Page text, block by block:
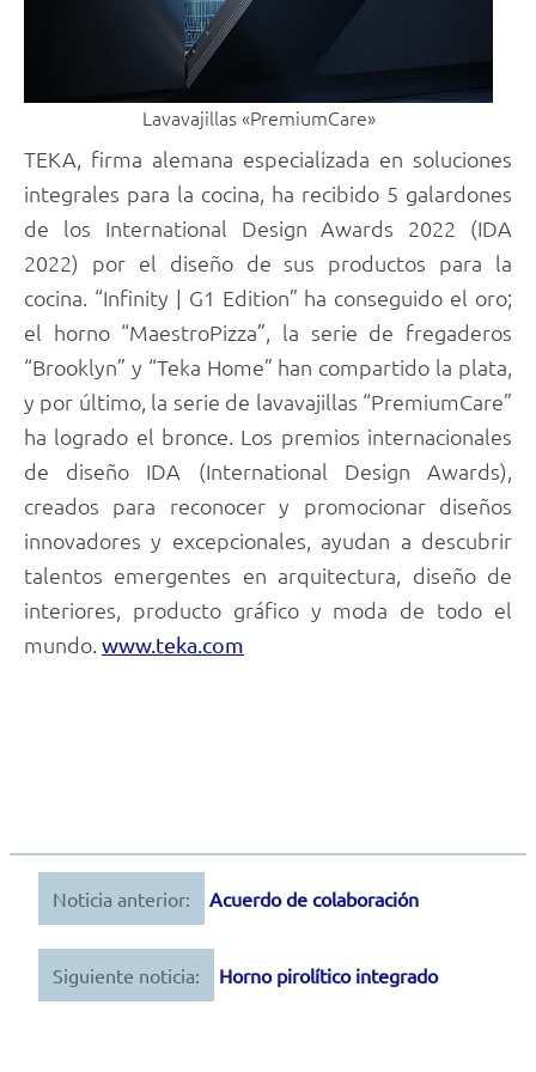
Lavavajillas «PremiumCare»
TEKA, firma alemana especializada en soluciones
integrales para la cocina, ha recibido 5 galardones
de los International Design Awards 2022 (IDA
2022) por el diseño de sus productos para la
cocina. “Infinity | G1 Edition” ha conseguido el oro;
el horno “MaestroPizza”, la serie de fregaderos
“Brooklyn” y “Teka Home” han compartido la plata,
y por último, la serie de lavavajillas “PremiumCare”
ha logrado el bronce. Los premios internacionales
de diseño IDA (International Design Awards),
creados para reconocer y promocionar diseños
innovadores y excepcionales, ayudan a descubrir
talentos emergentes en arquitectura, diseño de
interiores, producto gráfico y moda de todo el
mundo. www.teka.com
Navegación
de
entradas
Noticia anterior: Acuerdo de colaboración
Siguiente noticia: Horno pirolítico integrado